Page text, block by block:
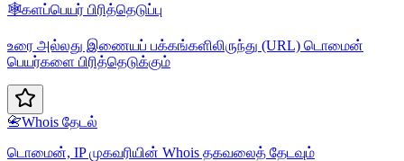
🕸️களப்பெயர் பிரித்தெடுப்பு
உரை அல்லது இணையப் பக்கங்களிலிருந்து (URL) டொமைன்
பெயர்களை பிரித்தெடுக்கும்
📇Whois தேடல்
டொமைன், IP முகவரியின் Whois தகவலைத் தேடவும்